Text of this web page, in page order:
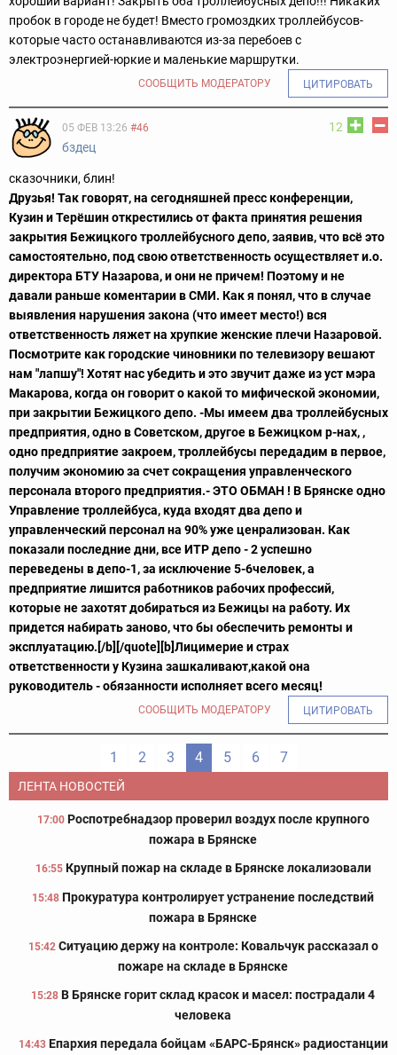
пробок в городе не будет! Вместо громоздких троллейбусов-
которые часто останавливаются из-за перебоев с
электроэнергией-юркие и маленькие маршрутки.
СООБЩИТЬ МОДЕРАТОРУ ЦИТИРОВАТЬ
12
05 ФЕВ 13:26 #46
бздец
сказочники, блин!
Друзья! Так говорят, на сегодняшней пресс конференции,
Кузин и Терёшин открестились от факта принятия решения
закрытия Бежицкого троллейбусного депо, заявив, что всё это
самостоятельно, под свою ответственность осуществляет и.о.
директора БТУ Назарова, и они не причем! Поэтому и не
давали раньше коментарии в СМИ. Как я понял, что в случае
выявления нарушения закона (что имеет место!) вся
ответственность ляжет на хрупкие женские плечи Назаровой.
Посмотрите как городские чиновники по телевизору вешают
нам "лапшу"! Хотят нас убедить и это звучит даже из уст мэра
Макарова, когда он говорит о какой то мифической экономии,
при закрытии Бежицкого депо. -Мы имеем два троллейбусных
предприятия, одно в Советском, другое в Бежицком р-нах, ,
одно предприятие закроем, троллейбусы передадим в первое,
получим экономию за счет сокращения управленческого
персонала второго предприятия.- ЭТО ОБМАН ! В Брянске одно
Управление троллейбуса, куда входят два депо и
управленческий персонал на 90% уже ценрализован. Как
показали последние дни, все ИТР депо - 2 успешно
переведены в депо-1, за исключение 5-6человек, а
предприятие лишится работников рабочих профессий,
которые не захотят добираться из Бежицы на работу. Их
придется набирать заново, что бы обеспечить ремонты и
эксплуатацию.[/b][/quote] [b]Лицимерие и страх
ответственности у Кузина зашкаливают,какой она
руководитель - обязанности исполняет всего месяц!
СООБЩИТЬ МОДЕРАТОРУ ЦИТИРОВАТЬ
1 2 3 4 5 6 7
ЛЕНТА НОВОСТЕЙ
17:00 Роспотребнадзор проверил воздух после крупного
пожара в Брянске
16:55 Крупный пожар на складе в Брянске локализовали
15:48 Прокуратура контролирует устранение последствий
пожара в Брянске
15:42 Ситуацию держу на контроле: Ковальчук рассказал о
пожаре на складе в Брянске
15:28 В Брянске горит склад красок и масел: пострадали 4
человека
14:43 Епархия передала бойцам «БАРС-Брянск» радиостанции